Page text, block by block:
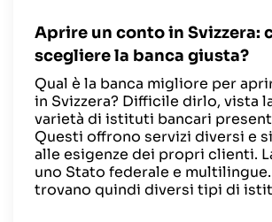
Aprire un conto in Svizzera:
scegliere la banca giusta?
Qual è la banca migliore per
in Svizzera? Difficile dirlo, vista
varietà di istituti bancari
Questi offrono servizi diversi e
alle esigenze dei propri clienti.
uno Stato federale e
trovano quindi diversi tipi di